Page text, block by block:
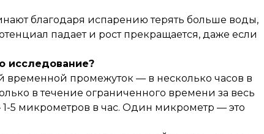
благодаря испарению терять больше воды,
падает и рост прекращается, даже если
исследование?
временной промежуток — в несколько часов в
в течение ограниченного времени за весь
5 микрометров в час. Один микрометр — это